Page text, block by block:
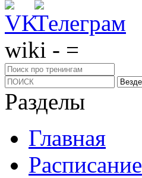
wiki - =
Разделы
Главная
Расписание